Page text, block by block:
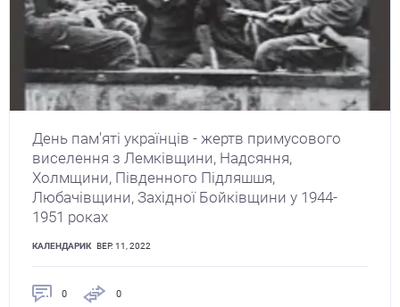
День пам'яті українців - жертв примусового
виселення з Лемківщини, Надсяння,
Холмщини, Південного Підляшшя,
Любачівщини, Західної Бойківщини у 1944-
1951 роках
КАЛЕНДАРИК ВЕР. 11, 2022
0 0